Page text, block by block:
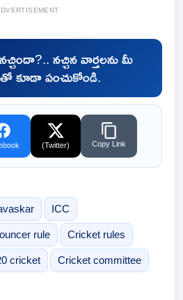
నచ్చిన వార్తలను మీ
కూడా పంచుకోండి.
(Twitter) Copy Link
ICC
rule Cricket rules
cricket Cricket committee